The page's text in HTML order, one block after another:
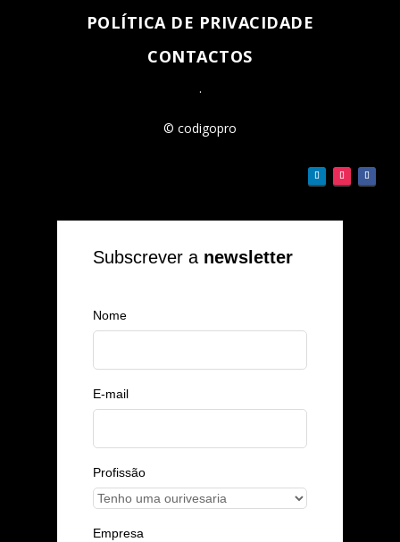
POLÍTICA DE PRIVACIDADE
CONTACTOS
.
© codigopro
Subscrever a newsletter
Nome
E-mail
Profissão
Empresa